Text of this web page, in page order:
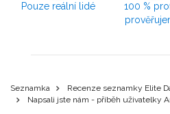
Pouze reální lidé
100 %
Seznamka
Recenze seznamky Elite
Napsali jste nám - příběh uživatelky